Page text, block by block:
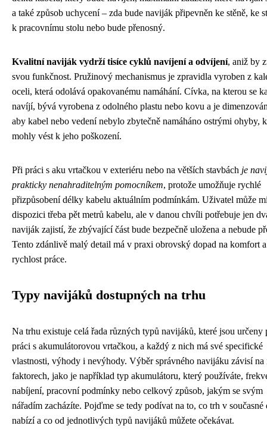
a také způsob uchycení – zda bude naviják připevněn ke stěně, ke
k pracovnímu stolu nebo bude přenosný.
Kvalitní naviják vydrží tisíce cyklů navíjení a odvíjení, aniž by
svou funkčnost. Pružinový mechanismus je zpravidla vyroben z
oceli, která odolává opakovanému namáhání. Cívka, na kterou se
navíjí, bývá vyrobena z odolného plastu nebo kovu a je
aby kabel nebo vedení nebylo zbytečně namáháno ostrými ohyby,
mohly vést k jeho poškození.
Při práci s aku vrtačkou v exteriéru nebo na větších stavbách je
prakticky nenahraditelným pomocníkem, protože umožňuje rychlé
přizpůsobení délky kabelu aktuálním podmínkám. Uživatel může
dispozici třeba pět metrů kabelu, ale v danou chvíli potřebuje jen
naviják zajistí, že zbývající část bude bezpečně uložena a nebude
Tento zdánlivě malý detail má v praxi obrovský dopad na komfort a
rychlost práce.
Typy navijáků dostupných na trhu
Na trhu existuje celá řada různých typů navijáků, které jsou určeny
práci s akumulátorovou vrtačkou, a každý z nich má své specifické
vlastnosti, výhody i nevýhody. Výběr správného navijáku závisí na
faktorech, jako je například typ akumulátoru, který používáte,
nabíjení, pracovní podmínky nebo celkový způsob, jakým se svým
nářadím zacházíte. Pojďme se tedy podívat na to, co trh v současné
nabízí a co od jednotlivých typů navijáků můžete očekávat.